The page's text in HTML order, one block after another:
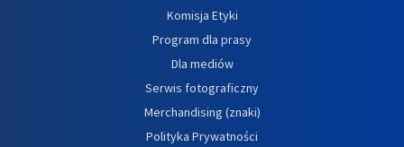
Komisja Etyki
Program dla prasy
Dla mediów
Serwis fotograficzny
Merchandising (znaki)
Polityka Prywatności